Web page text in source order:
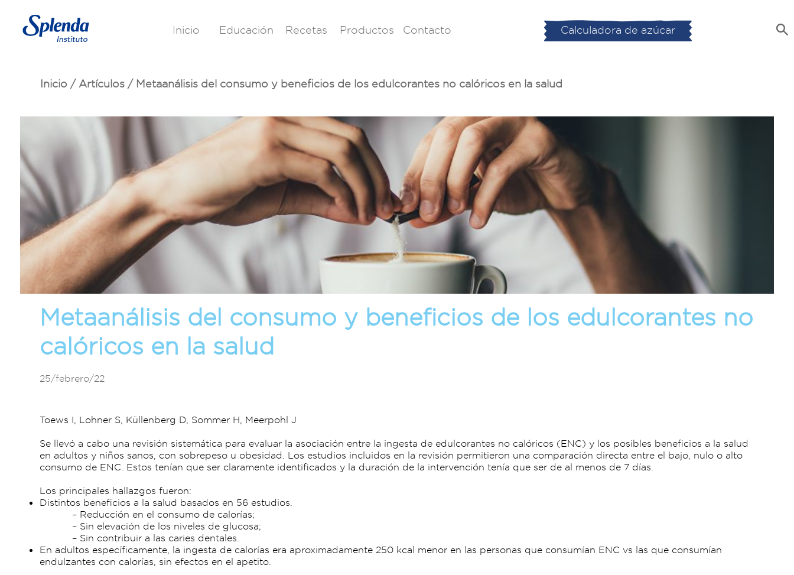
Inicio Educación Recetas Productos Contacto Calculadora de azúcar
Inicio / Artículos / Metaanálisis del consumo y beneficios de los edulcorantes no calóricos en la salud
Metaanálisis del consumo y beneficios de los edulcorantes no
calóricos en la salud
25/febrero/22
Toews I, Lohner S, Küllenberg D, Sommer H, Meerpohl J
Se llevó a cabo una revisión sistemática para evaluar la asociación entre la ingesta de edulcorantes no calóricos (ENC) y los posibles beneficios a la salud
en adultos y niños sanos, con sobrepeso u obesidad. Los estudios incluidos en la revisión permitieron una comparación directa entre el bajo, nulo o alto
consumo de ENC. Estos tenían que ser claramente identificados y la duración de la intervención tenía que ser de al menos de 7 días.
Los principales hallazgos fueron:
Distintos beneficios a la salud basados en 56 estudios.
– Reducción en el consumo de calorías;
– Sin elevación de los niveles de glucosa;
– Sin contribuir a las caries dentales.
En adultos específicamente, la ingesta de calorías era aproximadamente 250 kcal menor en las personas que consumían ENC vs las que consumían
endulzantes con calorías, sin efectos en el apetito.